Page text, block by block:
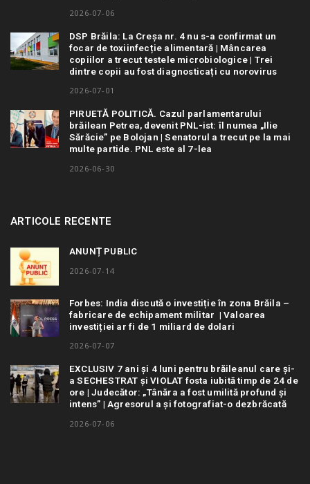
2026-07-06
DSP Brăila: La Creșa nr. 4 nu s-a confirmat un
focar de toxiinfecție alimentară | Mâncarea
copiilor a trecut testele microbiologice | Trei
dintre copii au fost diagnosticați cu norovirus
2026-07-01
PIRUETĂ POLITICĂ. Cazul parlamentarului
brăilean Petrea, devenit PNL-ist: îl numea „Ilie
Sărăcie” pe Bolojan | Senatorul a trecut pe la mai
multe partide. PNL este al 7-lea
2026-06-30
ARTICOLE RECENTE
ANUNȚ PUBLIC
2026-07-14
Forbes: India discută o investiție în zona Brăila –
fabricare de echipament militar | Valoarea
investiției ar fi de 1 miliard de dolari
2026-07-07
EXCLUSIV 7 ani și 4 luni pentru brăileanul care și-
a SECHESTRAT și VIOLAT fosta iubită timp de 24 de
ore | Judecător: „Tânăra a fost umilită profund și
intens” | Agresorul a și fotografiat-o dezbrăcată
2026-07-06